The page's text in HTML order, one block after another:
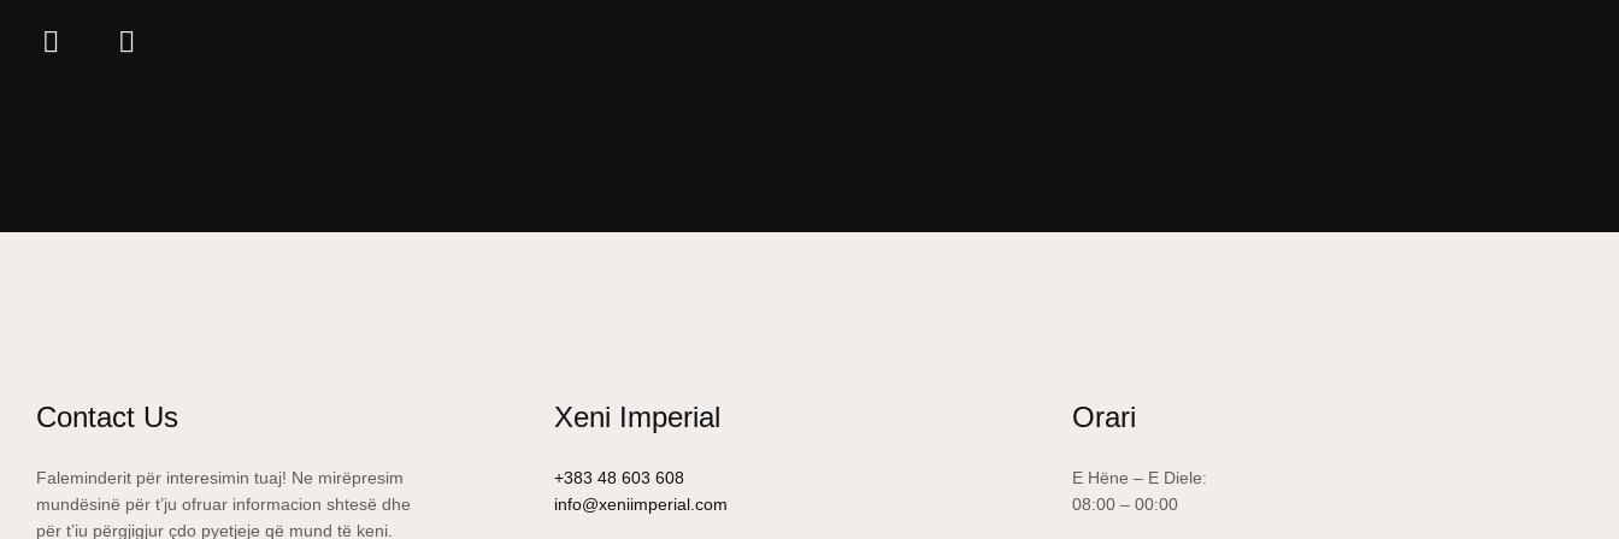
Contact Us
Faleminderit për interesimin tuaj! Ne mirëpresim
mundësinë për t’ju ofruar informacion shtesë dhe
për t’iu përgjigjur çdo pyetjeje që mund të keni.
Xeni Imperial
+383 48 603 608
info@xeniimperial.com
Orari
E Hëne – E Diele:
08:00 – 00:00